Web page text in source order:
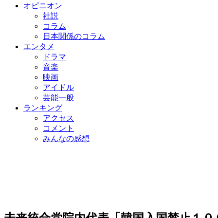
オピニオン
社説
コラム
日本関係のコラム
エンタメ
ドラマ
音楽
映画
アイドル
芸能一般
ランキング
アクセス
コメント
みんなの感想